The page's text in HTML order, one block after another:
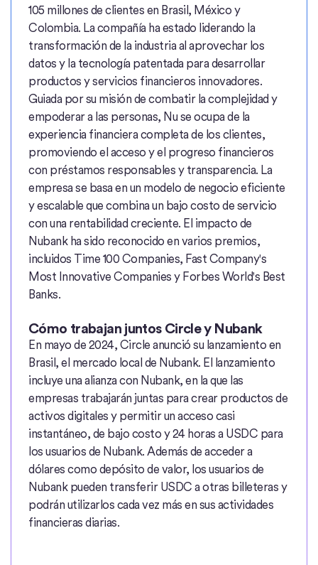
105 millones de clientes en Brasil, México y
Colombia. La compañía ha estado liderando la
transformación de la industria al aprovechar los
datos y la tecnología patentada para desarrollar
productos y servicios financieros innovadores.
Guiada por su misión de combatir la complejidad y
empoderar a las personas, Nu se ocupa de la
experiencia financiera completa de los clientes,
promoviendo el acceso y el progreso financieros
con préstamos responsables y transparencia. La
empresa se basa en un modelo de negocio eficiente
y escalable que combina un bajo costo de servicio
con una rentabilidad creciente. El impacto de
Nubank ha sido reconocido en varios premios,
incluidos Time 100 Companies, Fast Company's
Most Innovative Companies y Forbes World's Best
Banks.
Cómo trabajan juntos Circle y Nubank
En mayo de 2024, Circle anunció su lanzamiento en
Brasil, el mercado local de Nubank. El lanzamiento
incluye una alianza con Nubank, en la que las
empresas trabajarán juntas para crear productos de
activos digitales y permitir un acceso casi
instantáneo, de bajo costo y 24 horas a USDC para
los usuarios de Nubank. Además de acceder a
dólares como depósito de valor, los usuarios de
Nubank pueden transferir USDC a otras billeteras y
podrán utilizarlos cada vez más en sus actividades
financieras diarias.